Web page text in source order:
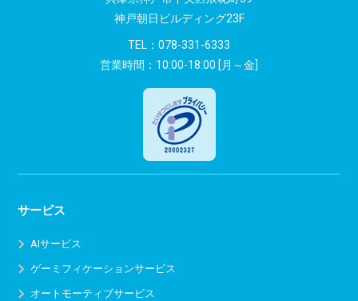
神戸朝日ビルディング23F
TEL： 078-331-6333
営業時間：10:00-18:00 [月～金]
サービス
AIサービス
ゲーミフィケーションサービス
オートモーティブサービス